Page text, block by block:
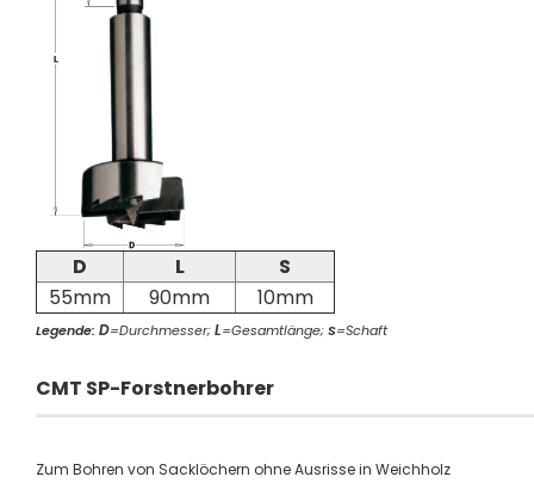
D L
S
55mm
90mm 10mm
Legende: D=Durchmesser;L=Gesamtlänge;S=Schaft
CMT SP-Forstnerbohrer
Zum Bohren von Sacklöchern ohne Ausrisse in Weichholz